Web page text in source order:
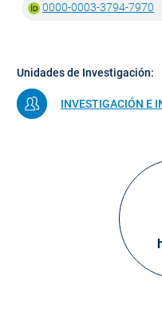
0000-0003-3794-7970
Unidades de Investigación:
INVESTIGACIÓN E